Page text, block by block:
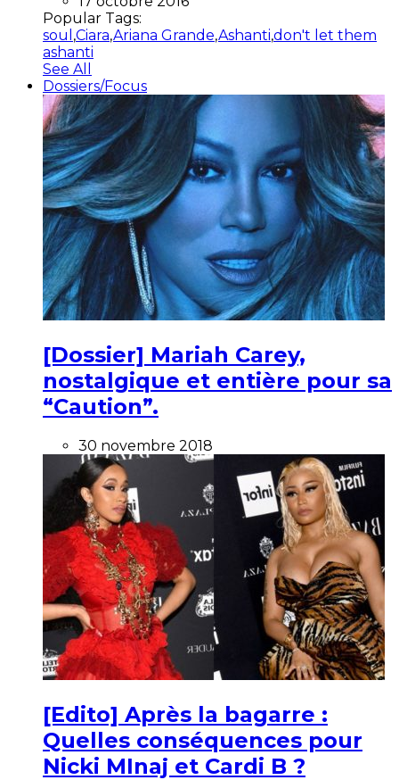
Popular Tags:
soul ,Ciara,Ariana Grande,Ashanti,don't let them
ashanti
See All
Dossiers/Focus
[Dossier] Mariah Carey,
nostalgique et entière pour sa
“Caution”.
30 novembre 2018
[Edito] Après la bagarre :
Quelles conséquences pour
Nicki MInaj et Cardi B ?